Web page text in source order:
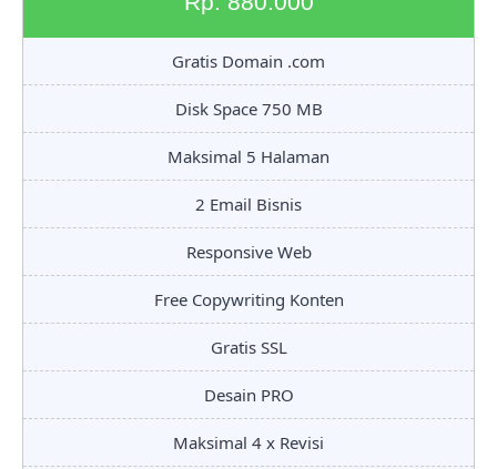
Gratis Domain .com
Disk Space 750 MB
Maksimal 5 Halaman
2 Email Bisnis
Responsive Web
Free Copywriting Konten
Gratis SSL
Desain PRO
Maksimal 4 x Revisi